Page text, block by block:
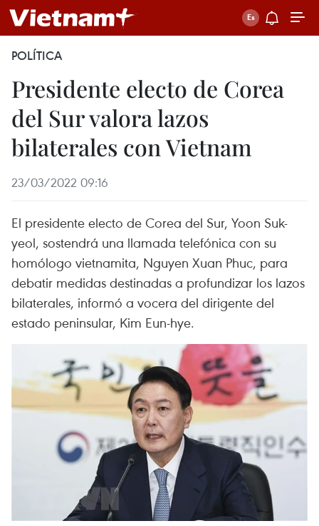
POLÍTICA
Presidente electo de Corea
del Sur valora lazos
bilaterales con Vietnam
23/03/2022 09:16
El presidente electo de Corea del Sur, Yoon Suk-
yeol, sostendrá una llamada telefónica con su
homólogo vietnamita, Nguyen Xuan Phuc, para
debatir medidas destinadas a profundizar los lazos
bilaterales, informó a vocera del dirigente del
estado peninsular, Kim Eun-hye.